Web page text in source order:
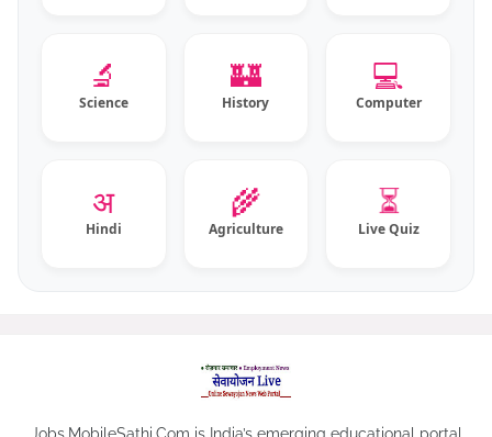
🔬
Science
🏰
History
💻
Computer
अ
Hindi
🌾
Agriculture
⏳
Live Quiz